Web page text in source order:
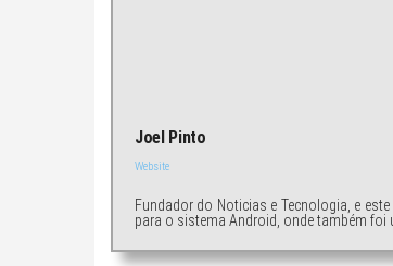
Joel Pinto
Website
Fundador do Noticias e Tecnologia, e
para o sistema Android, onde também foi